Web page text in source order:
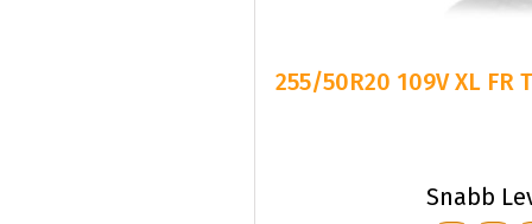
255/50R20 109V XL FR
Snabb